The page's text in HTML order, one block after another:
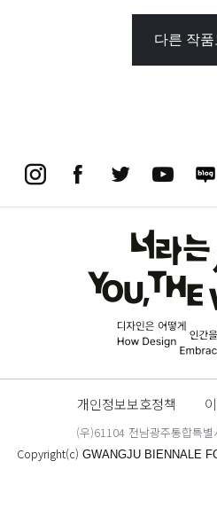
다른 작품
개인정보보호정책
(우)61104 전남광주통합특
Copyright(c) GWANGJU BIENNALE